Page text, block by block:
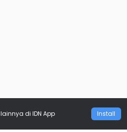
lainnya di IDN App Install